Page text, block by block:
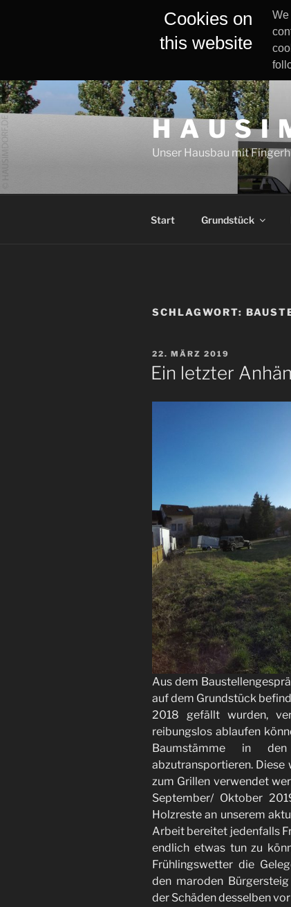
Cookies on
this website
We
Zum
Inhalt
springen
H A U S I
Unser Hausbau mit
Start Grundstück
SCHLAGWORT:
VERÖFFENTLICHT
AM
22. MÄRZ 2019
Ein letzter
Aus dem
auf dem Grundstück
2018 gefällt wurden,
reibungslos ablaufen
Baumstämme in
abzutransportieren. Diese
zum Grillen verwendet
September/ Oktober
Holzreste an unserem
Arbeit bereitet jedenfalls
endlich etwas tun zu
Frühlingswetter die
den maroden
der Schäden desselben